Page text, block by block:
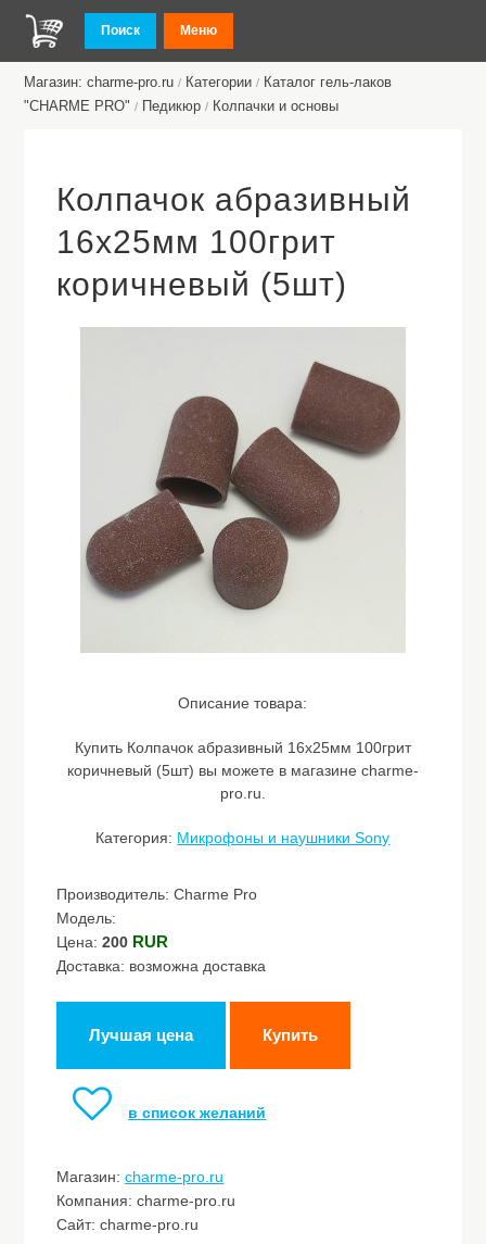
Поиск Меню
Магазин: charme-pro.ru / Категории / Каталог гель-лаков
"CHARME PRO" / Педикюр / Колпачки и основы
Колпачок абразивный
16х25мм 100грит
коричневый (5шт)
Описание товара:
Купить Колпачок абразивный 16х25мм 100грит
коричневый (5шт) вы можете в магазине charme-
pro.ru.
Категория: Микрофоны и наушники Sony
Производитель: Charme Pro
Модель:
Цена:200 RUR
Доставка: возможна доставка
Лучшая цена Купить
в список желаний
Магазин:charme-pro.ru
Компания: charme-pro.ru
Сайт: charme-pro.ru